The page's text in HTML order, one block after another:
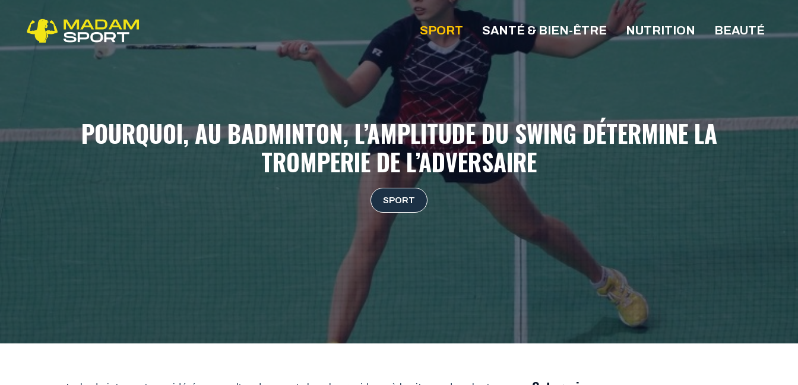
contenu
SPORT SANTÉ & BIEN-ÊTRE NUTRITION BEAUTÉ
POURQUOI, AU BADMINTON, L’AMPLITUDE DU SWING DÉTERMINE LA
TROMPERIE DE L’ADVERSAIRE
SPORT